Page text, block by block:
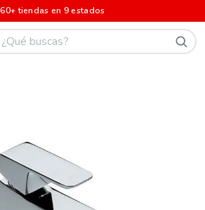
60+ tiendas en 9 estados